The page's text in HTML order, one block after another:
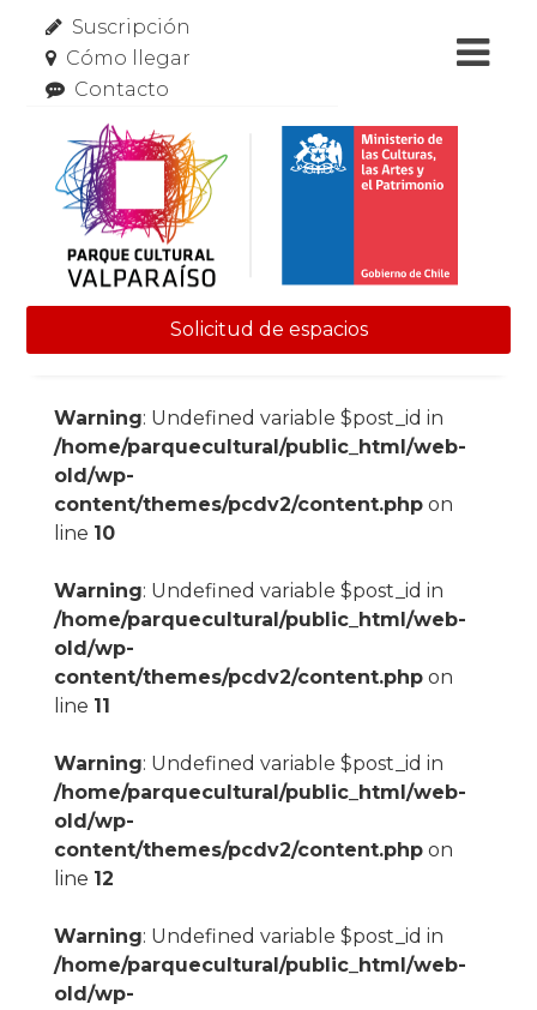
Suscripción
Cómo llegar
Contacto
Solicitud de espacios
Warning: Undefined variable $post_id in
/home/parquecultural/public_html/web-
old/wp-
content/themes/pcdv2/content.phpon
line 10
Warning: Undefined variable $post_id in
/home/parquecultural/public_html/web-
old/wp-
content/themes/pcdv2/content.phpon
line 11
Warning: Undefined variable $post_id in
/home/parquecultural/public_html/web-
old/wp-
content/themes/pcdv2/content.phpon
line 12
Warning: Undefined variable $post_id in
/home/parquecultural/public_html/web-
old/wp-